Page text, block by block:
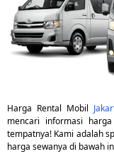
Harga Rental Mobil
mencari informasi
tempatnya! Kami adalah
harga sewanya di bawah